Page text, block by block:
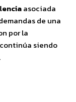
asociada
de una
por la
siendo